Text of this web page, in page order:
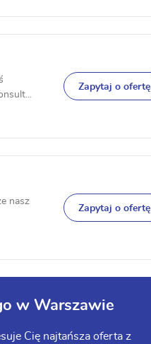
Zapytaj o ofertę
nasz
Zapytaj o ofertę
w Warszawie
Cię najtańsza oferta z